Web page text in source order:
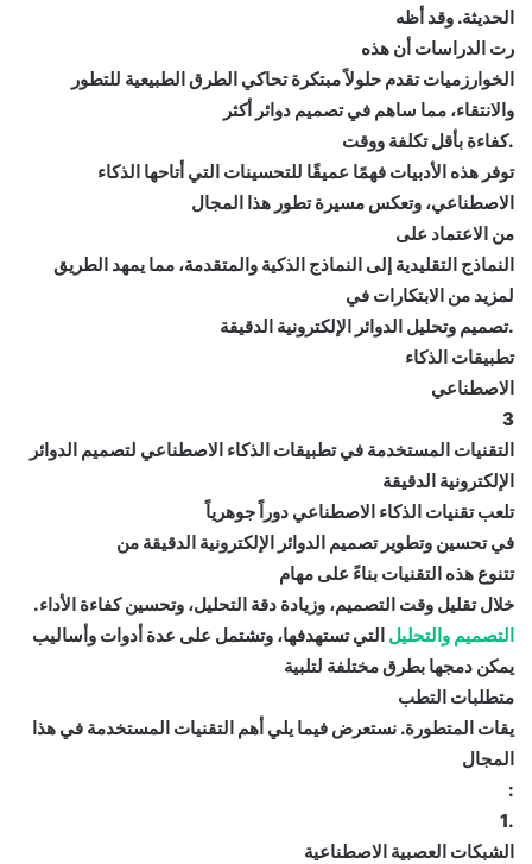
الحديثة. وقد أظه
رت الدراسات أن هذه
الخوارزميات تقدم حلولاً مبتكرة تحاكي الطرق الطبيعية للتطور
والانتقاء، مما ساهم في تصميم دوائر أكثر
.كفاءة بأقل تكلفة ووقت
توفر هذه الأدبيات فهمًا عميقًا للتحسينات التي أتاحها الذكاء
الاصطناعي، وتعكس مسيرة تطور هذا المجال
من الاعتماد على
النماذج التقليدية إلى النماذج الذكية والمتقدمة، مما يمهد الطريق
لمزيد من الابتكارات في
.تصميم وتحليل الدوائر الإلكترونية الدقيقة
تطبيقات الذكاء
الاصطناعي
3
التقنيات المستخدمة في تطبيقات الذكاء الاصطناعي لتصميم الدوائر
الإلكترونية الدقيقة
تلعب تقنيات الذكاء الاصطناعي دوراً جوهرياً
في تحسين وتطوير تصميم الدوائر الإلكترونية الدقيقة من
تتنوع هذه التقنيات بناءً على مهام
خلال تقليل وقت التصميم، وزيادة دقة التحليل، وتحسين كفاءة الأداء.
التصميم والتحليل التي تستهدفها، وتشتمل على عدة أدوات وأساليب
يمكن دمجها بطرق مختلفة لتلبية
متطلبات التطب
يقات المتطورة. نستعرض فيما يلي أهم التقنيات المستخدمة في هذا
المجال
:
.1
الشبكات العصبية الاصطناعية